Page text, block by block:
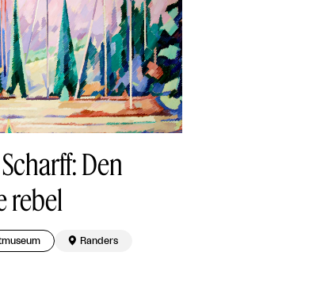
Den
rebel
 Randers